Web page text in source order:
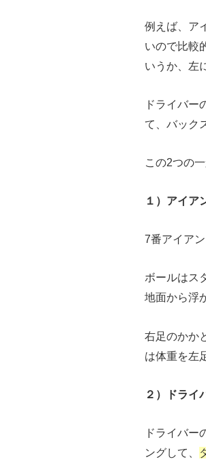
例えば、ア
いので比較
いうか、左
ドライバー
て、バック
この2つの
１）アイア
7番アイア
ボールはス
地面から浮
右足のかか
は体重を左
２）ドライ
ドライバー
ングして、